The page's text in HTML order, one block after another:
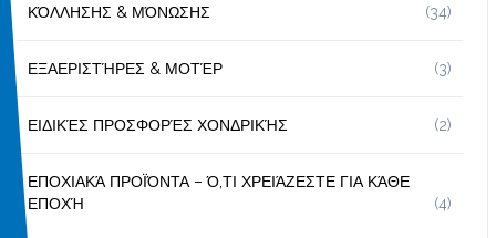
ΚΌΛΛΗΣΗΣ & ΜΌΝΩΣΗΣ
(34)
ΕΞΑΕΡΙΣΤΉΡΕΣ & ΜΟΤΈΡ (3)
ΕΙΔΙΚΈΣ ΠΡΟΣΦΟΡΈΣ ΧΟΝΔΡΙΚΉΣ (2)
ΕΠΟΧΙΑΚΆ ΠΡΟΪΌΝΤΑ – Ό,ΤΙ ΧΡΕΙΆΖΕΣΤΕ ΓΙΑ ΚΆΘΕ
ΕΠΟΧΉ
(4)